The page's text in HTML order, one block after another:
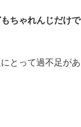
ちゃれんじだけで
とって過不足があ